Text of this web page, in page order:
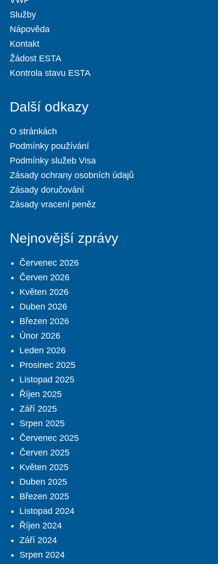
Služby
Nápověda
Kontakt
Žádost ESTA
Kontrola stavu ESTA
Další odkazy
O stránkách
Podmínky používání
Podmínky služeb Visa
Zásady ochrany osobních údajů
Zásady doručování
Zásady vracení peněz
Nejnovější zprávy
Červenec 2026
Červen 2026
Květen 2026
Duben 2026
Březen 2026
Únor 2026
Leden 2026
Prosinec 2025
Listopad 2025
Říjen 2025
Září 2025
Srpen 2025
Červenec 2025
Červen 2025
Květen 2025
Duben 2025
Březen 2025
Listopad 2024
Říjen 2024
Září 2024
Srpen 2024